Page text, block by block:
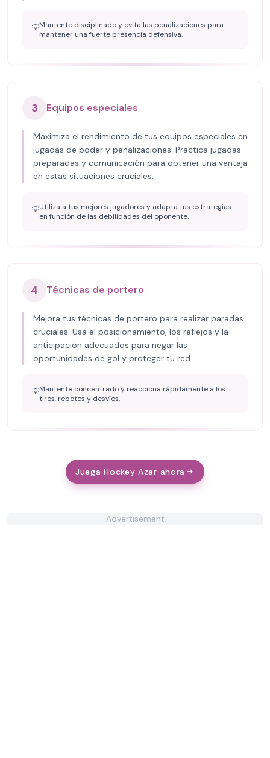
💡Mantente disciplinado y evita las penalizaciones para
mantener una fuerte presencia defensiva.
3 Equipos especiales
Maximiza el rendimiento de tus equipos especiales en
jugadas de poder y penalizaciones. Practica jugadas
preparadas y comunicación para obtener una ventaja
en estas situaciones cruciales.
💡Utiliza a tus mejores jugadores y adapta tus estrategias
en función de las debilidades del oponente.
4 Técnicas de portero
Mejora tus técnicas de portero para realizar paradas
cruciales. Usa el posicionamiento, los reflejos y la
anticipación adecuados para negar las
oportunidades de gol y proteger tu red.
💡Mantente concentrado y reacciona rápidamente a los
tiros, rebotes y desvíos.
Juega Hockey Azar ahora
Advertisement